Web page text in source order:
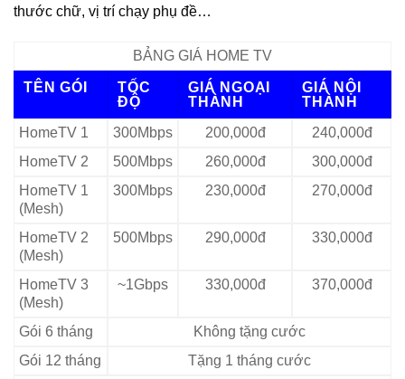
thước chữ, vị trí chạy phụ đề…
BẢNG GIÁ HOME TV
TÊN GÓI
TỐC
ĐỘ
GIÁ NGOẠI
THÀNH
GIÁ NỘI
THÀNH
HomeTV 1
300Mbps 200,000đ
240,000đ
HomeTV 2
500Mbps 260,000đ
300,000đ
HomeTV 1
(Mesh)
300Mbps 230,000đ 270,000đ
HomeTV 2
(Mesh)
500Mbps 290,000đ 330,000đ
HomeTV 3
(Mesh)
~1Gbps 330,000đ 370,000đ
Gói 6 tháng
Không tặng cước
Gói 12 tháng
Tặng 1 tháng cước